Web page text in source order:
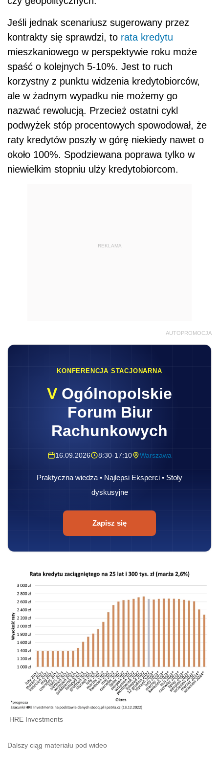
Jeśli jednak scenariusz sugerowany przez
kontrakty się sprawdzi, to rata kredytu
mieszkaniowego w perspektywie roku może
spaść o kolejnych 5-10%. Jest to ruch
korzystny z punktu widzenia kredytobiorców,
ale w żadnym wypadku nie możemy go
nazwać rewolucją. Przecież ostatni cykl
podwyżek stóp procentowych spowodował, że
raty kredytów poszły w górę niekiedy nawet o
około 100%. Spodziewana poprawa tylko w
niewielkim stopniu ulży kredytobiorcom.
REKLAMA
AUTOPROMOCJA
KONFERENCJA STACJONARNA
V Ogólnopolskie
Forum Biur
Rachunkowych
16.09.2026 8:30-17:10 Warszawa
Praktyczna wiedza • Najlepsi Eksperci • Stoły
dyskusyjne
Zapisz się
HRE Investments
Dalszy ciąg materiału pod wideo